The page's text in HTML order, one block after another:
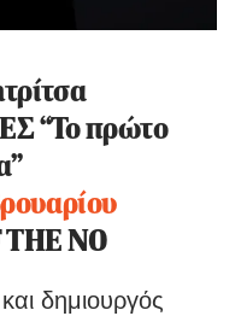
“Το πρώτο
THE NO
δημιουργός